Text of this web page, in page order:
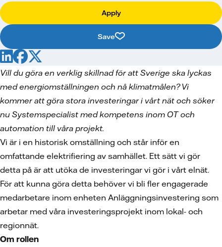
Apply
Save
Vill du göra en verklig skillnad för att Sverige ska lyckas
med energiomställningen och nå klimatmålen? Vi
kommer att göra stora investeringar i vårt nät och söker
nu Systemspecialist med kompetens inom OT och
automation till våra projekt.
Vi är i en historisk omställning och står inför en
omfattande elektrifiering av samhället. Ett sätt vi gör
detta på är att utöka de investeringar vi gör i vårt elnät.
För att kunna göra detta behöver vi bli fler engagerade
medarbetare inom enheten Anläggningsinvestering som
arbetar med våra investeringsprojekt inom lokal- och
regionnät.
Om rollen